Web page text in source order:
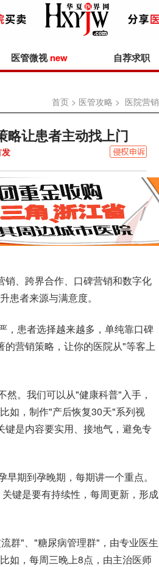
医管微视new 自荐求职
首页 > 医管攻略 > 医院营销
让患者主动找上门
、跨界合作、口碑营销和数字化
患者来源与满意度。
患者选择越来越多，单纯靠口碑
营销策略，让你的医院从"等客上
。我们可以从"健康科普"入手，
如，制作"产后恢复30天"系列视
是内容要实用、接地气，避免专
期到孕晚期，每期讲一个重点。
键是要有持续性，每周更新，形成
群"、"糖尿病管理群"，由专业医生
如，每周三晚上8点，由主治医师